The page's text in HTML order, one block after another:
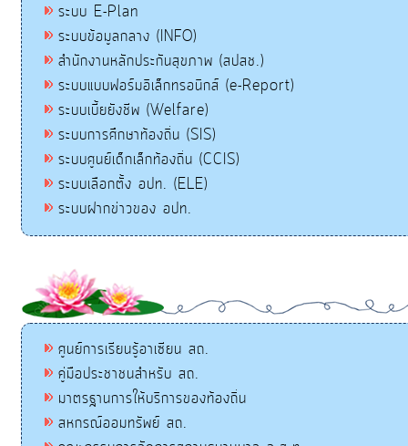
ระบบ E-Plan
ระบบข้อมูลกลาง (INFO)
สำนักงานหลักประกันสุขภาพ (สปสช.)
ระบบแบบฟอร์มอิเล็กทรอนิกส์ (e-Report)
ระบบเบี้ยยังชีพ (Welfare)
ระบบการศึกษาท้องถิ่น (SIS)
ระบบศูนย์เด็กเล็กท้องถิ่น (CCIS)
ระบบเลือกตั้ง อปท. (ELE)
ระบบฝากข่าวของ อปท.
ศูนย์การเรียนรู้อาเซียน สถ.
คู่มือประชาชนสำหรับ สถ.
มาตรฐานการให้บริการของท้องถิ่น
สหกรณ์ออมทรัพย์ สถ.